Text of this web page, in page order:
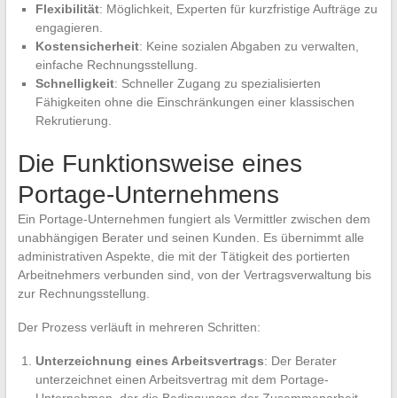
Flexibilität: Möglichkeit, Experten für kurzfristige Aufträge zu
engagieren.
Kostensicherheit: Keine sozialen Abgaben zu verwalten,
einfache Rechnungsstellung.
Schnelligkeit: Schneller Zugang zu spezialisierten
Fähigkeiten ohne die Einschränkungen einer klassischen
Rekrutierung.
Die Funktionsweise eines
Portage-Unternehmens
Ein Portage-Unternehmen fungiert als Vermittler zwischen dem
unabhängigen Berater und seinen Kunden. Es übernimmt alle
administrativen Aspekte, die mit der Tätigkeit des portierten
Arbeitnehmers verbunden sind, von der Vertragsverwaltung bis
zur Rechnungsstellung.
Der Prozess verläuft in mehreren Schritten:
Unterzeichnung eines Arbeitsvertrags: Der Berater
unterzeichnet einen Arbeitsvertrag mit dem Portage-